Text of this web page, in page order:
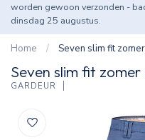
worden gewoon verzonden -
dinsdag 25 augustus.
Home / Seven slim fit
Seven slim fit
GARDEUR